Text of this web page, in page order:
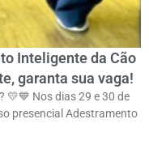
Inteligente da Cão
garanta sua vaga!
💛💙 Nos dias 29 e 30 de
presencial Adestramento